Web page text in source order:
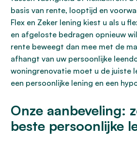
basis van rente, looptijd en
Flex en Zeker lening kiest u als u
en afgeloste bedragen opnieuw
rente beweegt dan mee met de
afhangt van uw persoonlijke
woningrenovatie moet u de juiste
een persoonlijke lening en een
Onze aanbeveling:
beste persoonlijke